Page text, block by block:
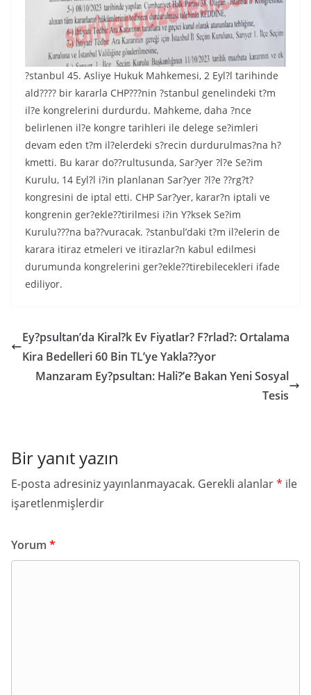
?stanbul 45. Asliye Hukuk Mahkemesi, 2 Eyl?l tarihinde
ald???? bir kararla CHP???nin ?stanbul genelindeki t?m
il?e kongrelerini durdurdu. Mahkeme, daha ?nce
belirlenen il?e kongre tarihleri ile delege se?imleri
devam eden t?m il?elerdeki s?recin durdurulmas?na h?
kmetti. Bu karar do??rultusunda, Sar?yer ?l?e Se?im
Kurulu, 14 Eyl?l i?in planlanan Sar?yer ?l?e ??rg?t?
kongresini de iptal etti. CHP Sar?yer, karar?n iptali ve
kongrenin ger?ekle??tirilmesi i?in Y?ksek Se?im
Kurulu???na ba??vuracak. ?stanbul’daki t?m il?elerin de
karara itiraz etmeleri ve itirazlar?n kabul edilmesi
durumunda kongrelerini ger?ekle??tirebilecekleri ifade
ediliyor.
Ey?psultan’da Kiral?k Ev Fiyatlar? F?rlad?: Ortalama
Kira Bedelleri 60 Bin TL’ye Yakla??yor
Manzaram Ey?psultan: Hali?’e Bakan Yeni Sosyal
Tesis
Bir yanıt yazın
E-posta adresiniz yayınlanmayacak. Gerekli alanlar* ile
işaretlenmişlerdir
Yorum *